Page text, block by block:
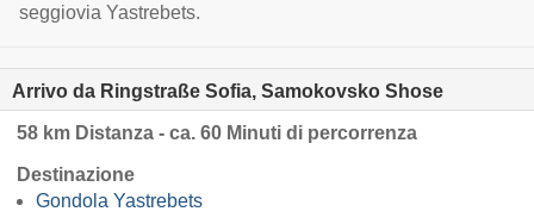
seggiovia Yastrebets.
Arrivo da Ringstraße Sofia, Samokovsko Shose
58 km Distanza - ca. 60 Minuti di percorrenza
Destinazione
Gondola Yastrebets